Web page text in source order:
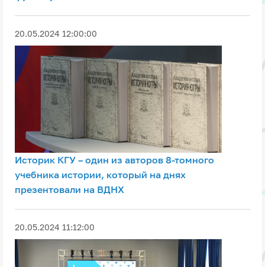
20.05.2024 12:00:00
Историк КГУ – один из авторов 8-томного
учебника истории, который на днях
презентовали на ВДНХ
20.05.2024 11:12:00